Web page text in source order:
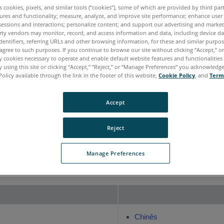
Japonês Português
técnica
Chinês
cookies, pixels, and similar tools (“cookies”), some of which are provided by third
and functionality; measure, analyze, and improve site performance; enhance user
and interactions; personalize content; and support our advertising and
vendors may monitor, record, and access information and data, including device
referring URLs and other browsing information, for these and similar
to such purposes. If you continue to browse our site without clicking “Accept,”
cookies necessary to operate and enable default website features and
using this site or clicking “Accept,” “Reject,” or “Manage Preferences” you
available through the link in the footer of this website, Cookie Policy, and
Manage Preferences
Reject
Accept